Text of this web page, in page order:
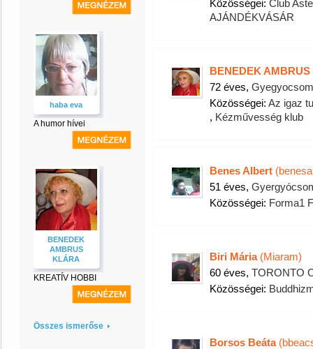
haba eva
A humor hívei
BENEDEK
AMBRUS
KLÁRA
KREATÍV HOBBI
Összes ismerőse
Közösségei: Club
AJÁNDÉKVÁSÁR
BENEDEK
72 éves,
Közösségei: Az igaz
, Kézművesség klub
Benes Albert
51 éves,
Közösségei: Forma1
Biri Mária(Miaram)
60 éves, TORONTO
Közösségei:
Borsos Beáta